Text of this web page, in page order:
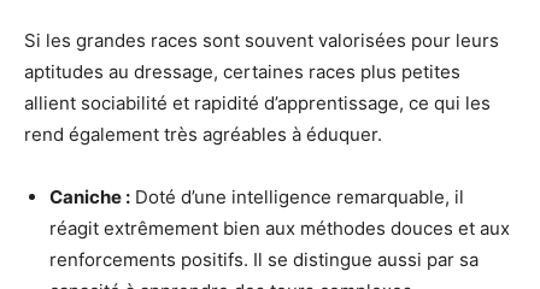
Si les grandes races sont souvent valorisées pour leurs
aptitudes au dressage, certaines races plus petites
allient sociabilité et rapidité d’apprentissage, ce qui les
rend également très agréables à éduquer.
Caniche : Doté d’une intelligence remarquable, il
réagit extrêmement bien aux méthodes douces et aux
renforcements positifs. Il se distingue aussi par sa